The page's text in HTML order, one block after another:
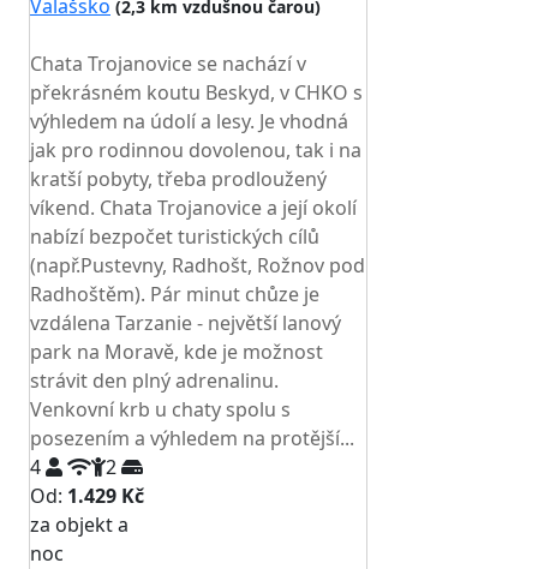
Valašsko (2,3 km vzdušnou čarou)
Chata Trojanovice se nachází v
překrásném koutu Beskyd, v CHKO s
výhledem na údolí a lesy. Je vhodná
jak pro rodinnou dovolenou, tak i na
kratší pobyty, třeba prodloužený
víkend. Chata Trojanovice a její okolí
nabízí bezpočet turistických cílů
(např.Pustevny, Radhošt, Rožnov pod
Radhoštěm). Pár minut chůze je
vzdálena Tarzanie - největší lanový
park na Moravě, kde je možnost
strávit den plný adrenalinu.
Venkovní krb u chaty spolu s
posezením a výhledem na protější...
4
2
Od: 1.429 Kč
za objekt a
noc